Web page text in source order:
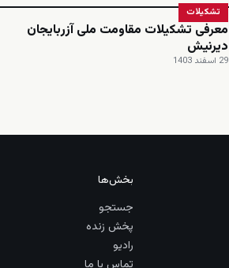
تشکیلات
معرفی تشکیلات مقاومت ملی آزربایجان
دیرنیش
29 اسفند 1403
بخش‌ها
جستجو
پخش زنده
رادیو